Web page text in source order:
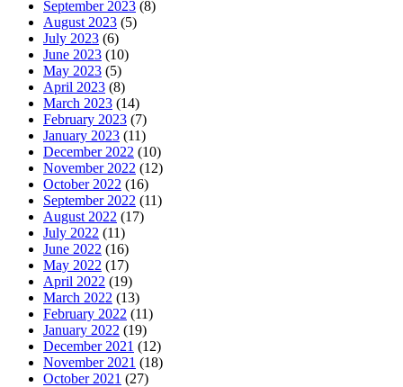
September 2023 (8)
August 2023 (5)
July 2023 (6)
June 2023 (10)
May 2023 (5)
April 2023 (8)
March 2023 (14)
February 2023 (7)
January 2023 (11)
December 2022 (10)
November 2022 (12)
October 2022 (16)
September 2022 (11)
August 2022 (17)
July 2022 (11)
June 2022 (16)
May 2022 (17)
April 2022 (19)
March 2022 (13)
February 2022 (11)
January 2022 (19)
December 2021 (12)
November 2021 (18)
October 2021 (27)